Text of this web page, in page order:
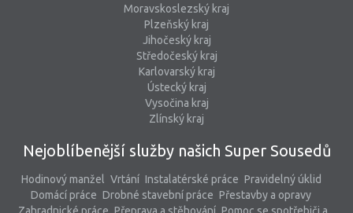
Moravskoslezský kraj
Plzeňský kraj
Jihočeský kraj
Středočeský kraj
Karlovarský kraj
Ústecký kraj
Vysočina kraj
Zlínský kraj
Nejoblíbenější služby našich Super Sousedů
Hodinový manžel Vrtání Instalatérské práce Pravidelný úklid
Domácí práce Drobné stavební práce Přestavby a opravy